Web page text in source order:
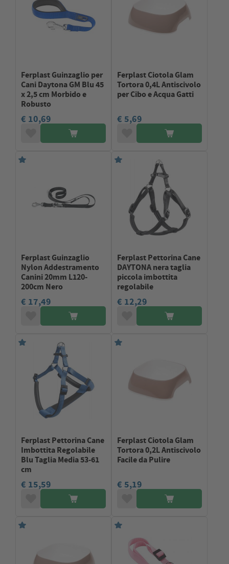
Ferplast Guinzaglio per
Cani Daytona GM Blu 45
x 2,5 cm Morbido e
Robusto
€ 10,69
Ferplast Ciotola Glam
Tortora 0,4L Antiscivolo
per Cibo e Acqua Gatti
€ 5,69
Ferplast Guinzaglio
Nylon Addestramento
Canini 20mm L120-
200cm Nero
€ 17,49
Ferplast Pettorina Cane
DAYTONA nera taglia
piccola imbottita
regolabile
€ 12,29
Ferplast Pettorina Cane
Imbottita Regolabile
Blu Taglia Media 53-61
cm
€ 15,59
Ferplast Ciotola Glam
Tortora 0,2L Antiscivolo
Facile da Pulire
€ 5,19